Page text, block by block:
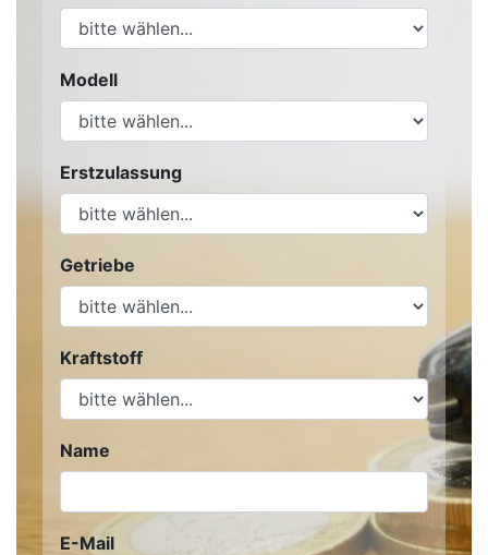
Modell
Erstzulassung
Getriebe
Kraftstoff
Name
E-Mail